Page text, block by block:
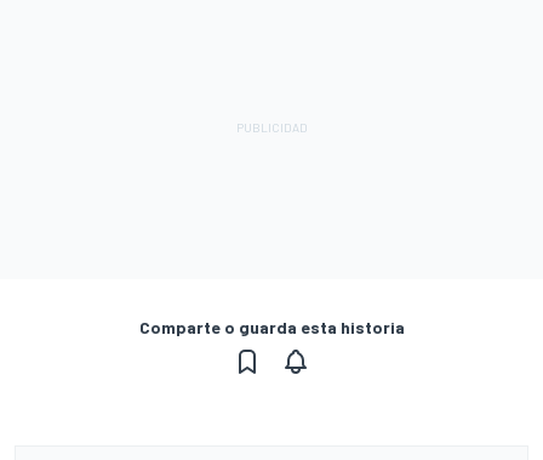
Comparte o guarda esta historia